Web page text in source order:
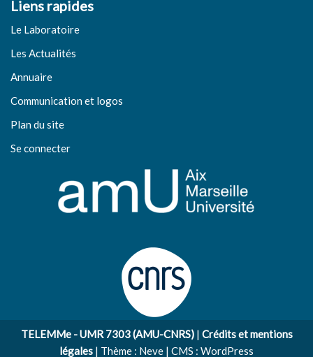
Liens rapides
Le Laboratoire
Les Actualités
Annuaire
Communication et logos
Plan du site
Se connecter
TELEMMe - UMR 7303 (AMU-CNRS)| Crédits et mentions
légales | Thème : Neve | CMS : WordPress